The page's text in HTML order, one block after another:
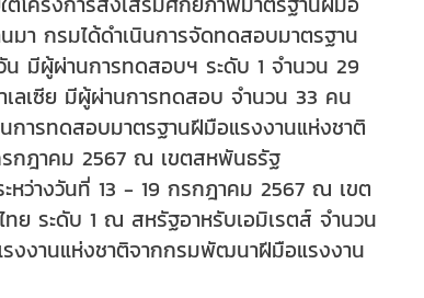
มา กรมได้ดำเนินการจัดทดสอบมาตรฐาน
น มีผู้ผ่านการทดสอบฯ ระดับ 1 จำนวน 29
ลเซีย มีผู้ผ่านการทดสอบ จำนวน 33 คน
ารทดสอบมาตรฐานฝีมือแรงงานแห่งชาติ
รกฎาคม 2567 ณ เขตสหพันธรัฐ
ะหว่างวันที่ 13 - 19 กรกฎาคม 2567 ณ เขต
ย ระดับ 1 ณ สหรัฐอาหรับเอมิเรตส์ จำนวน
งงานแห่งชาติจากกรมพัฒนาฝีมือแรงงาน